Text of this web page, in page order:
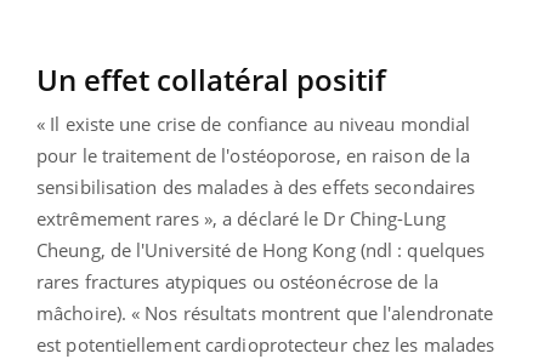
Un effet collatéral positif
« Il existe une crise de confiance au niveau mondial
pour le traitement de l'ostéoporose, en raison de la
sensibilisation des malades à des effets secondaires
extrêmement rares », a déclaré le Dr Ching-Lung
Cheung, de l'Université de Hong Kong (ndl : quelques
rares fractures atypiques ou ostéonécrose de la
mâchoire). « Nos résultats montrent que l'alendronate
est potentiellement cardioprotecteur chez les malades